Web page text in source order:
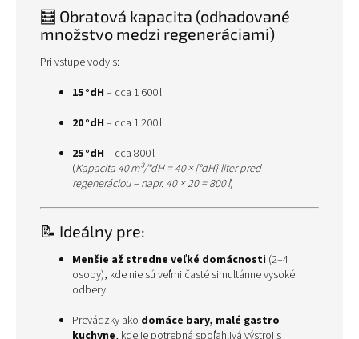
🧮 Obratová kapacita (odhadované
množstvo medzi regeneráciami)
Pri vstupe vody s:
15 °dH – cca 1 600 l
20 °dH – cca 1 200 l
25 °dH – cca 800 l
(Kapacita 40 m³/°dH = 40 × {°dH} liter pred
regeneráciou – napr. 40 × 20 = 800 l)
📝 Ideálny pre:
Menšie až stredne veľké domácnosti (2–4
osoby), kde nie sú veľmi časté simultánne vysoké
odbery.
Prevádzky ako domáce bary, malé gastro